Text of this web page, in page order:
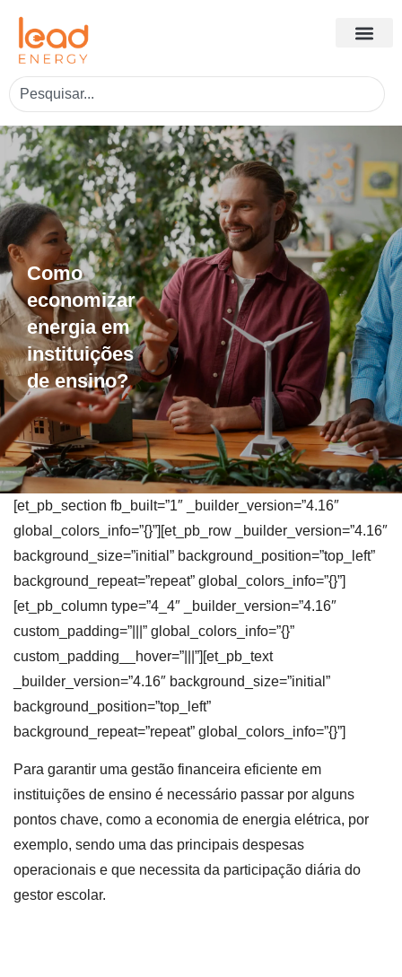
Como
economizar
energia em
instituições
de ensino?
[et_pb_section fb_built=”1″ _builder_version=”4.16″
global_colors_info=”{}”][et_pb_row _builder_version=”4.16″
background_size=”initial” background_position=”top_left”
background_repeat=”repeat” global_colors_info=”{}”]
[et_pb_column type=”4_4″ _builder_version=”4.16″
custom_padding=”|||” global_colors_info=”{}”
custom_padding__hover=”|||”][et_pb_text
_builder_version=”4.16″ background_size=”initial”
background_position=”top_left”
background_repeat=”repeat” global_colors_info=”{}”]
Para garantir uma gestão financeira eficiente em
instituições de ensino é necessário passar por alguns
pontos chave, como a economia de energia elétrica, por
exemplo, sendo uma das principais despesas
operacionais e que necessita da participação diária do
gestor escolar.